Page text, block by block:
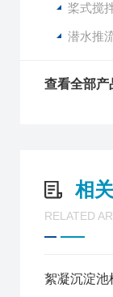
桨式搅
潜水推
查看全部产
相
RELATED